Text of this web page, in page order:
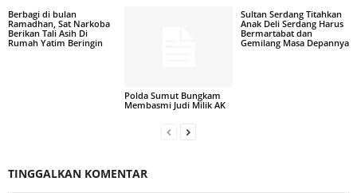
Berbagi di bulan
Ramadhan, Sat Narkoba
Berikan Tali Asih Di
Rumah Yatim Beringin
Polda Sumut Bungkam
Membasmi Judi Milik AK
Sultan Serdang Titahkan
Anak Deli Serdang Harus
Bermartabat dan
Gemilang Masa Depannya
TINGGALKAN KOMENTAR